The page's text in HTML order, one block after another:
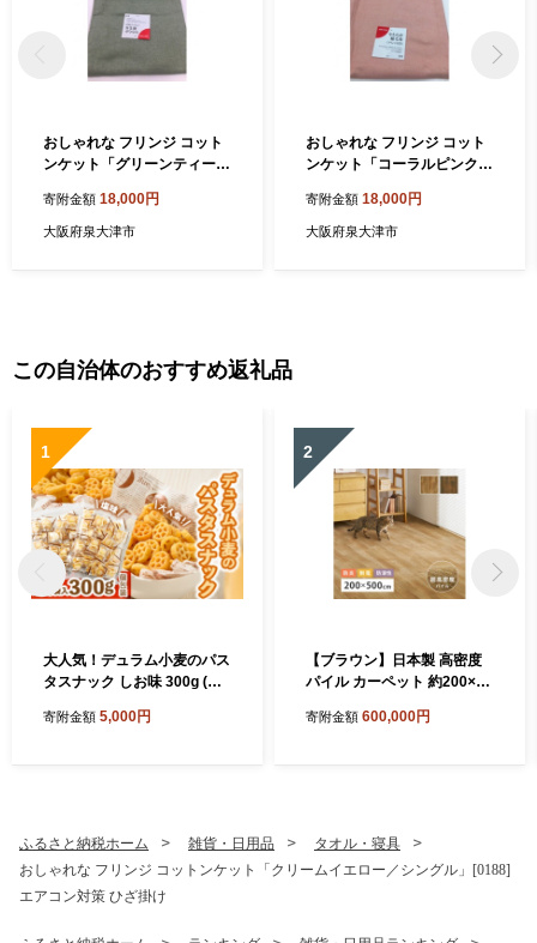
おしゃれな フリンジ コット
ンケット「グリーンティー／
対策 ひざ掛け
寄附金額 18,000円
大阪府泉大津市
おしゃれな フリンジ コット
ンケット「コーラルピンク／
対策 ひざ掛け
寄附金額 18,000円
大阪府泉大津市
この自治体のおすすめ返礼品
1
大人気！デュラム小麦のパス
タスナック しお味 300g (約5
個包装 パスタ スナック 塩味
寄附金額 5,000円
2
【ブラウン】日本製 高密度
パイル カーペット 約200×50
0044017
寄附金額 600,000円
ふるさと納税ホーム 雑貨・日用品
タオル・寝具
おしゃれな フリンジ コットンケット「クリームイエロー／シングル」[0188]
エアコン対策 ひざ掛け